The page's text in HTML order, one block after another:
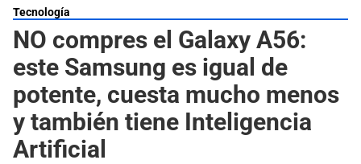
Tecnología
NO compres el Galaxy A56:
este Samsung es igual de
potente, cuesta mucho menos
y también tiene Inteligencia
Artificial